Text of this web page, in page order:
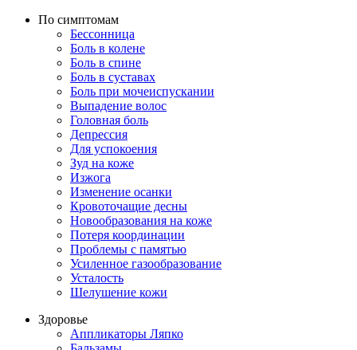
По симптомам
Бессонница
Боль в колене
Боль в спине
Боль в суставах
Боль при мочеиспускании
Выпадение волос
Головная боль
Депрессия
Для успокоения
Зуд на коже
Изжога
Изменение осанки
Кровоточащие десны
Новообразования на коже
Потеря координации
Проблемы с памятью
Усиленное газообразование
Усталость
Шелушение кожи
Здоровье
Аппликаторы Ляпко